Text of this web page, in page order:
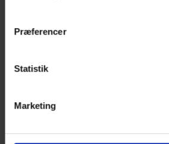
Præferencer
Statistik
Marketing